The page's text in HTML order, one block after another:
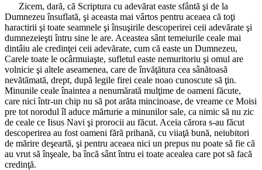
Zicem, dară, că Scriptura cu adevărat easte sfântă şi de la
Dumnezeu însuflată, şi aceasta mai vârtos pentru aceaea că toţi
haractirii şi toate seamnele şi însuşirile descoperirei ceii adevărate şi
dumnezeieşti întru sine le are. Aceastea sânt temeiurile ceale mai
dintâiu ale credinţei ceii adevărate, cum că easte un Dumnezeu,
Carele toate le ocârmuiaşte, sufletul easte nemuritoriu şi omul are
volnicie şi altele aseamenea, care de învăţătura cea sânătoasă
nevătămată, drept, după legile firei ceale noao cunoscute să ţin.
Minunile ceale înaintea a nenumărată mulţime de oameni făcute,
care nici într-un chip nu să pot arăta mincinoase, de vreame ce Moisi
pre tot norodul îl aduce mărturie a minunilor sale, ca nimic să nu zic
de ceale ce Iisus Navi şi prorocii au făcut. Aceia cărora s-au făcut
descoperirea au fost oameni fără prihană, cu viiaţă bună, neiubitori
de mărire deşeartă, şi pentru aceaea nici un prepus nu poate să fie că
au vrut să înşeale, ba încă sânt întru ei toate acealea care pot să facă
credinţă.